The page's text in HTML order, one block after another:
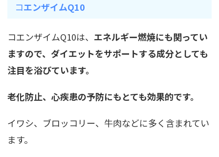
コエンザイムQ10
コエンザイムQ10は、 エネルギー燃焼にも関ってい
ますので、ダイエットをサポートする成分としても
注目を浴びています。
老化防止、心疾患の予防にもとても効果的です。
イワシ、ブロッコリー、牛肉などに多く含まれてい
ます。